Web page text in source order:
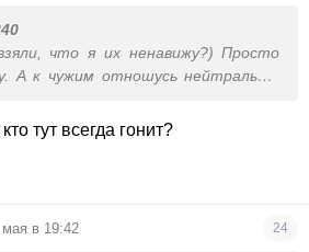
что я их ненавижу?) Просто
А к чужим отношусь нейтрально,
тут всегда гонит?
мая в 19:42 24